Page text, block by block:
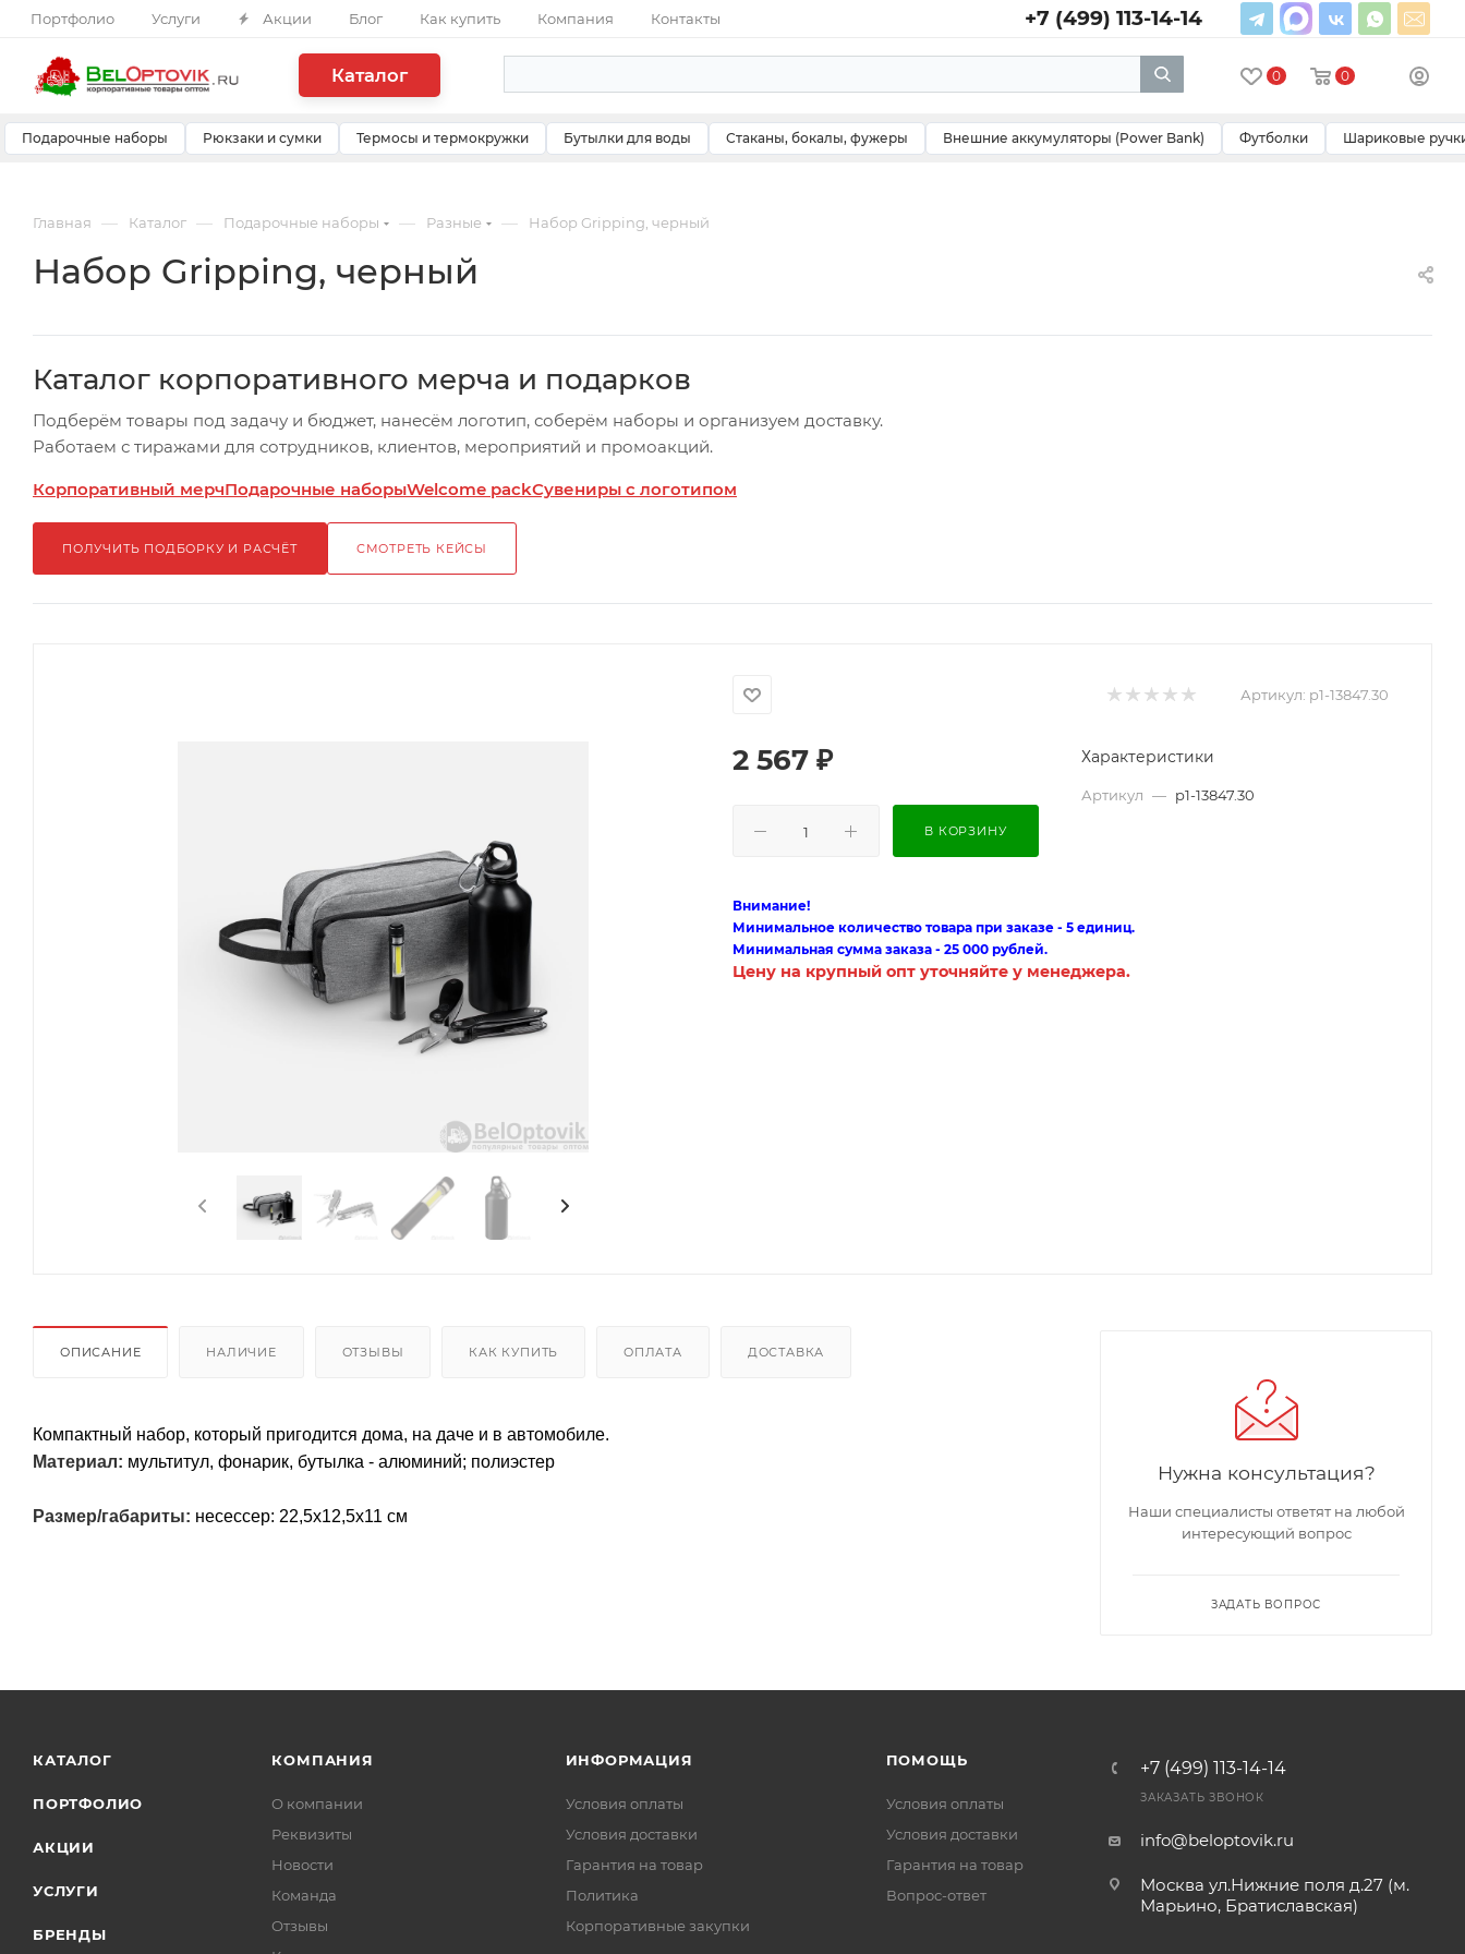
Портфолио Услуги Акции Блог Как купить Компания Контакты +7 (499) 113-14-14
Каталог 0 0
Подарочные наборы Рюкзаки и сумки Термосы и термокружки Бутылки для воды Стаканы, бокалы, фужеры Внешние аккумуляторы (Power Bank) Футболки Шариковые
Главная — Каталог — Подарочные наборы — Разные — Набор Gripping, черный
Набор Gripping, черный
Каталог корпоративного мерча и подарков
Подберём товары под задачу и бюджет, нанесём логотип, соберём наборы и организуем доставку.
Работаем с тиражами для сотрудников, клиентов, мероприятий и промоакций.
Корпоративный мерчПодарочные наборыWelcome packСувениры с логотипом
ПОЛУЧИТЬ ПОДБОРКУ И РАСЧЁТ СМОТРЕТЬ КЕЙСЫ
Артикул: p1-13847.30
2 567 ₽
В КОРЗИНУ
Характеристики
Артикул — p1-13847.30
Внимание!
Минимальное количество товара при заказе - 5 единиц.
Минимальная сумма заказа - 25 000 рублей.
Цену на крупный опт уточняйте у менеджера.
ОПИСАНИЕ НАЛИЧИЕ ОТЗЫВЫ КАК КУПИТЬ ОПЛАТА ДОСТАВКА
Компактный набор, который пригодится дома, на даче и в автомобиле.
Материал: мультитул, фонарик, бутылка - алюминий; полиэстер
Размер/габариты: несессер: 22,5х12,5х11 см
Нужна консультация?
Наши специалисты ответят на любой
интересующий вопрос
ЗАДАТЬ ВОПРОС
КАТАЛОГ
ПОРТФОЛИО
АКЦИИ
УСЛУГИ
БРЕНДЫ
КОМПАНИЯ
О компании
Реквизиты
Новости
Команда
Отзывы
ИНФОРМАЦИЯ
Условия оплаты
Условия доставки
Гарантия на товар
Политика
Корпоративные закупки
ПОМОЩЬ
Условия оплаты
Условия доставки
Гарантия на товар
Вопрос-ответ
+7 (499) 113-14-14
ЗАКАЗАТЬ ЗВОНОК
info@beloptovik.ru
Москва ул.Нижние поля д.27 (м.
Марьино, Братиславская)